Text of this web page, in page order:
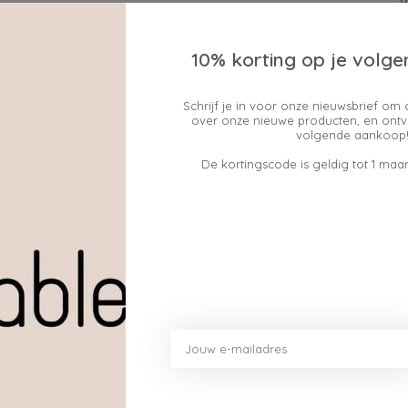
Geen producten
10% korting op je
Schrijf je in voor onze nieuwsbrief om
over onze nieuwe producten, en
volgende
De kortingscode is geldig tot 1